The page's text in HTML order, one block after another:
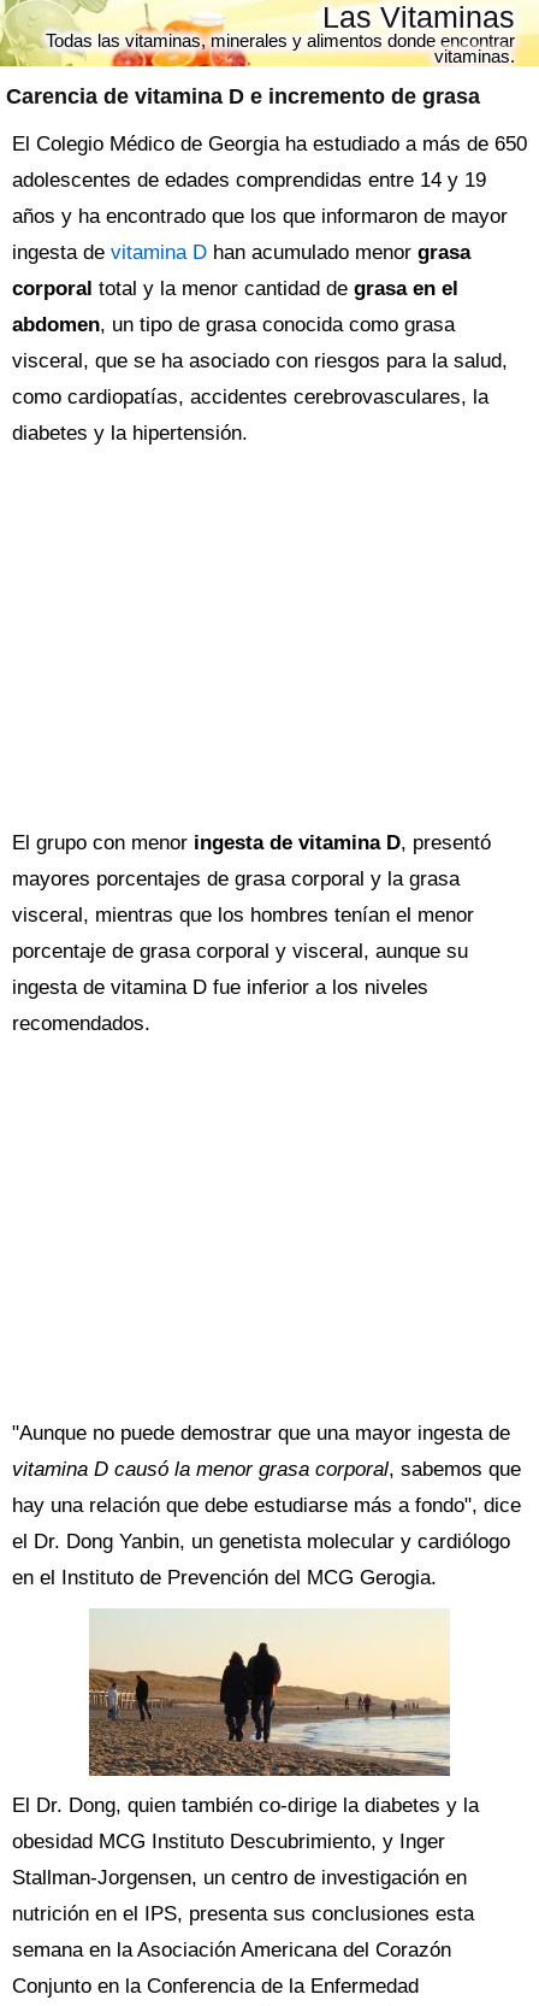
Carencia de vitamina D e incremento de grasa
Las Vitaminas
Todas las vitaminas, minerales y alimentos donde encontrar
vitaminas.
El Colegio Médico de Georgia ha estudiado a más de 650
adolescentes de edades comprendidas entre 14 y 19
años y ha encontrado que los que informaron de mayor
ingesta de vitamina D han acumulado menor grasa
corporal total y la menor cantidad de grasa en el
abdomen, un tipo de grasa conocida como grasa
visceral, que se ha asociado con riesgos para la salud,
como cardiopatías, accidentes cerebrovasculares, la
diabetes y la hipertensión.
El grupo con menor ingesta de vitamina D, presentó
mayores porcentajes de grasa corporal y la grasa
visceral, mientras que los hombres tenían el menor
porcentaje de grasa corporal y visceral, aunque su
ingesta de vitamina D fue inferior a los niveles
recomendados.
"Aunque no puede demostrar que una mayor ingesta de
vitamina D causó la menor grasa corporal, sabemos que
hay una relación que debe estudiarse más a fondo", dice
el Dr. Dong Yanbin, un genetista molecular y cardiólogo
en el Instituto de Prevención del MCG Gerogia.
El Dr. Dong, quien también co-dirige la diabetes y la
obesidad MCG Instituto Descubrimiento, y Inger
Stallman-Jorgensen, un centro de investigación en
nutrición en el IPS, presenta sus conclusiones esta
semana en la Asociación Americana del Corazón
Conjunto en la Conferencia de la Enfermedad